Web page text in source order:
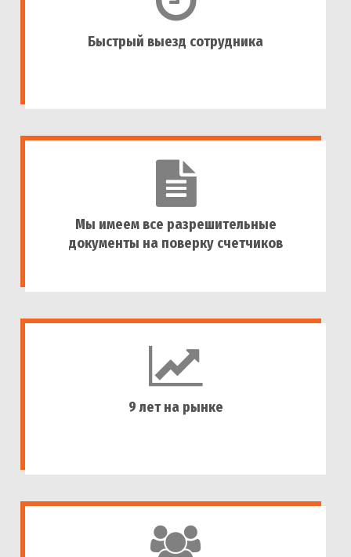
Быстрый выезд сотрудника
Мы имеем все разрешительные
документы на поверку счетчиков
9 лет на рынке